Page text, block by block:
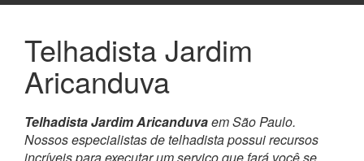
Telhadista Jardim
Aricanduva
Telhadista Jardim Aricanduvaem São Paulo.
Nossos especialistas de telhadista possui recursos